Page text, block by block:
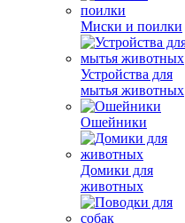
Миски и поилки
Устройства для
мытья животных
Ошейники
Домики для
животных